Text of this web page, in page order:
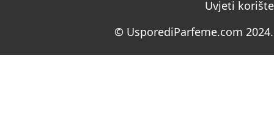
Uvjeti
© UsporediParfeme.com